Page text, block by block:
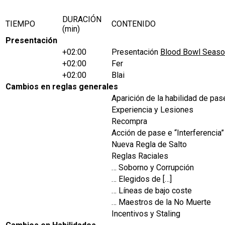
TIEMPO
DURACIÓN
(min)
CONTENIDO
Presentación
+02:00
Presentación Blood Bowl
+02:00
Fer
+02:00
Blai
Cambios en reglas generales
Aparición de la habilidad de
Experiencia y Lesiones
Recompra
Acción de pase e “Interferencia”
Nueva Regla de Salto
Reglas Raciales
… Soborno y Corrupción
… Elegidos de […]
… Líneas de bajo coste
… Maestros de la No Muerte
Incentivos y Staling